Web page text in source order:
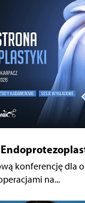
konferencję dla
na...